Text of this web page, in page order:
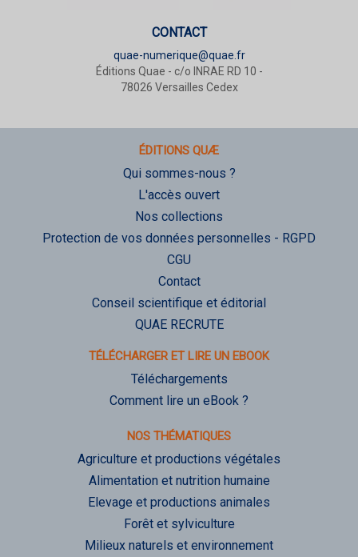
CONTACT
quae-numerique@quae.fr
Éditions Quae - c/o INRAE RD 10 -
78026 Versailles Cedex
ÉDITIONS QUÆ
Qui sommes-nous ?
L'accès ouvert
Nos collections
Protection de vos données personnelles - RGPD
CGU
Contact
Conseil scientifique et éditorial
QUAE RECRUTE
TÉLÉCHARGER ET LIRE UN EBOOK
Téléchargements
Comment lire un eBook ?
NOS THÉMATIQUES
Agriculture et productions végétales
Alimentation et nutrition humaine
Elevage et productions animales
Forêt et sylviculture
Milieux naturels et environnement